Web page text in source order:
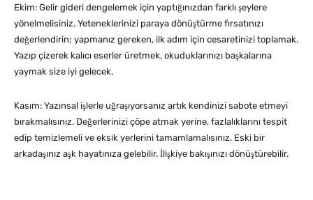
Ekim: Gelir gideri dengelemek için yaptığınızdan farklı şeylere
yönelmelisiniz. Yeteneklerinizi paraya dönüştürme fırsatınızı
değerlendirin; yapmanız gereken, ilk adım için cesaretinizi toplamak.
Yazıp çizerek kalıcı eserler üretmek, okuduklarınızı başkalarına
yaymak size iyi gelecek.
Kasım: Yazınsal işlerle uğraşıyorsanız artık kendinizi sabote etmeyi
bırakmalısınız. Değerlerinizi çöpe atmak yerine, fazlalıklarını tespit
edip temizlemeli ve eksik yerlerini tamamlamalısınız. Eski bir
arkadaşınız aşk hayatınıza gelebilir. İlişkiye bakışınızı dönüştürebilir.